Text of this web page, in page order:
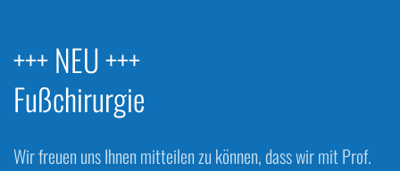
+++ NEU +++
Fußchirurgie
Wir freuen uns Ihnen mitteilen zu können, dass wir mit Prof.